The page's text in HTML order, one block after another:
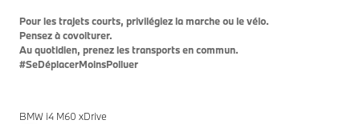
Pour les trajets courts, privilégiez la marche ou le vélo.
Pensez à covoiturer.
Au quotidien, prenez les transports en commun.
#SeDéplacerMoinsPolluer
BMW i4 M60 xDrive